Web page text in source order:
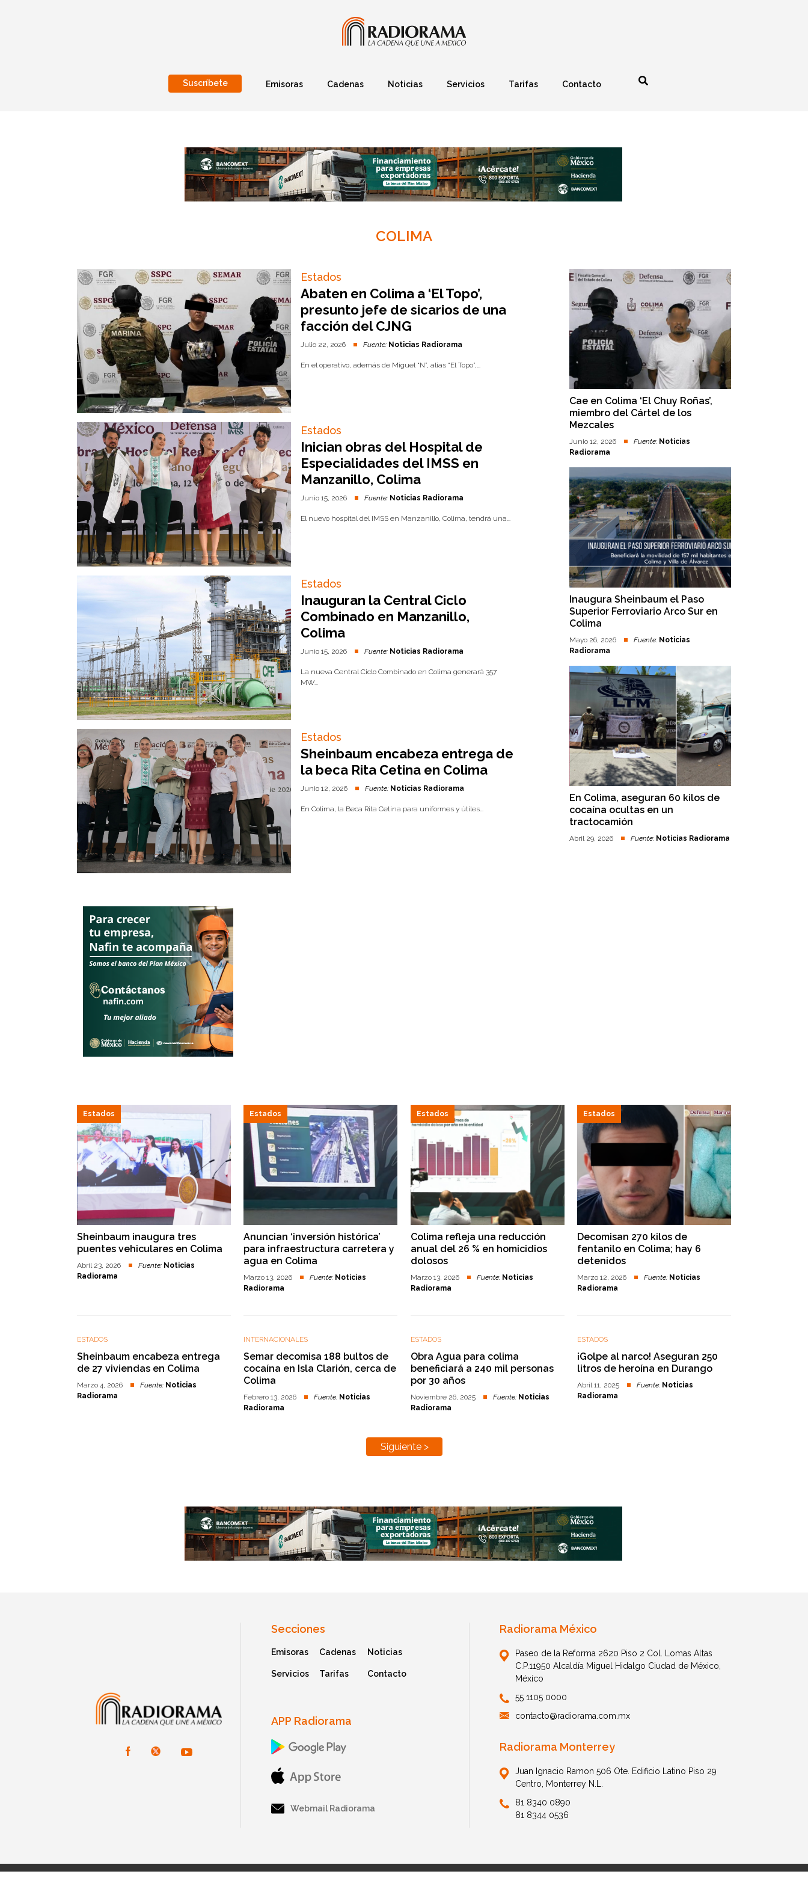
Suscríbete Emisoras Cadenas Noticias Servicios Tarifas Contacto
COLIMA
Estados
Abaten en Colima a ‘El Topo’,
presunto jefe de sicarios de una
facción del CJNG
Julio 22, 2026 Fuente: Noticias Radiorama
En el operativo, además de Miguel “N”, alias “El Topo”,...
Estados
Inician obras del Hospital de
Especialidades del IMSS en
Manzanillo, Colima
Junio 15, 2026 Fuente: Noticias Radiorama
El nuevo hospital del IMSS en Manzanillo, Colima, tendrá una...
Estados
Inauguran la Central Ciclo
Combinado en Manzanillo,
Colima
Junio 15, 2026 Fuente: Noticias Radiorama
La nueva Central Ciclo Combinado en Colima generará 357
MW...
Estados
Sheinbaum encabeza entrega de
la beca Rita Cetina en Colima
Junio 12, 2026 Fuente: Noticias Radiorama
En Colima, la Beca Rita Cetina para uniformes y útiles...
Cae en Colima ‘El Chuy Roñas’,
miembro del Cártel de los
Mezcales
Junio 12, 2026 Fuente: Noticias
Radiorama
Inaugura Sheinbaum el Paso
Superior Ferroviario Arco Sur en
Colima
Mayo 26, 2026 Fuente: Noticias
Radiorama
En Colima, aseguran 60 kilos de
cocaína ocultas en un
tractocamión
Abril 29, 2026 Fuente: Noticias Radiorama
Estados
Sheinbaum inaugura tres
puentes vehiculares en Colima
Abril 23, 2026 Fuente: Noticias
Radiorama
Estados
Anuncian ‘inversión histórica’
para infraestructura carretera y
agua en Colima
Marzo 13, 2026 Fuente: Noticias
Radiorama
Estados
Colima refleja una reducción
anual del 26 % en homicidios
dolosos
Marzo 13, 2026 Fuente: Noticias
Radiorama
Estados
Decomisan 270 kilos de
fentanilo en Colima; hay 6
detenidos
Marzo 12, 2026 Fuente: Noticias
Radiorama
ESTADOS
Sheinbaum encabeza entrega
de 27 viviendas en Colima
Marzo 4, 2026 Fuente: Noticias
Radiorama
INTERNACIONALES
Semar decomisa 188 bultos de
cocaína en Isla Clarión, cerca de
Colima
Febrero 13, 2026 Fuente: Noticias
Radiorama
ESTADOS
Obra Agua para colima
beneficiará a 240 mil personas
por 30 años
Noviembre 26, 2025 Fuente: Noticias
Radiorama
ESTADOS
¡Golpe al narco! Aseguran 250
litros de heroína en Durango
Abril 11, 2025 Fuente: Noticias
Radiorama
Siguiente >
Secciones
Emisoras Cadenas Noticias
Servicios Tarifas Contacto
APP Radiorama
Webmail Radiorama
Radiorama México
Paseo de la Reforma 2620 Piso 2 Col. Lomas Altas
C.P.11950 Alcaldía Miguel Hidalgo Ciudad de México,
México
55 1105 0000
contacto@radiorama.com.mx
Radiorama Monterrey
Juan Ignacio Ramon 506 Ote. Edificio Latino Piso 29
Centro, Monterrey N.L.
81 8340 0890
81 8344 0536